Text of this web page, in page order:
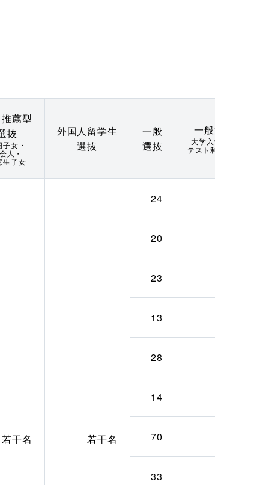
薦型
抜
子女・
人・
生子女
外国人留学生
選抜
一般
選抜
一般選抜
大学入学共通
テスト利用選抜
若干名 若干名
24
20
23
13
28
14
70
33